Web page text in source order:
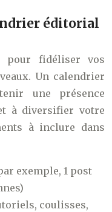
éditorial
pour fidéliser vos
Un calendrier
une présence
à diversifier votre
à inclure dans
exemple, 1 post
coulisses,